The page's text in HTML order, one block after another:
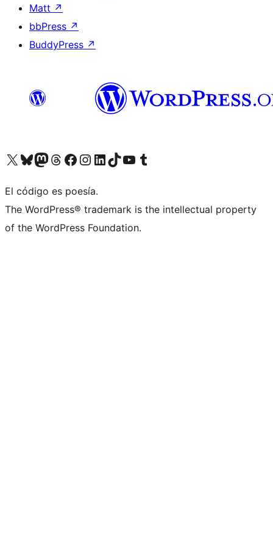
Matt ↗
bbPress ↗
BuddyPress ↗
Visit our X (formerly Twitter) account
Visit our Bluesky account
Visit our Mastodon account
Visit our Threads account
Visit our Facebook page
Visit our Instagram account
Visit our LinkedIn account
Visit our TikTok account
Visit our YouTube channel
Visit our Tumblr account
El código es poesía.
The WordPress® trademark is the intellectual property
of the WordPress Foundation.